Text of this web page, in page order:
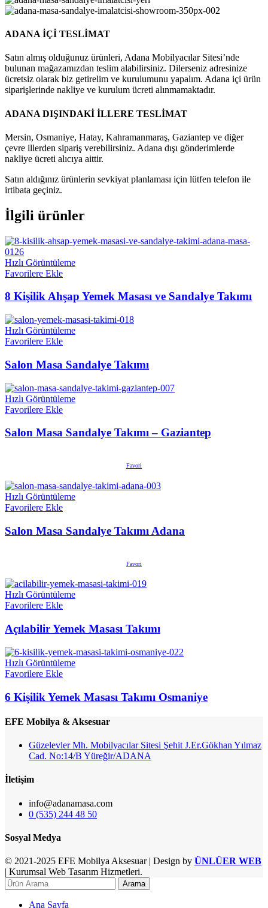
ADANA İÇİ TESLİMAT
Satın almış olduğunuz ürünleri, Adana Mobilyacılar Sitesi’nde
bulunan mağazamızdan teslim alabilirsiniz. Dilerseniz adresinize
ücretsiz olarak biz getirelim ve kurulumunu yapalım. Adana içi ürün
siparişlerinde nakliye ve kurulum ücreti alınmamaktadır.
ADANA DIŞINDAKİ İLLERE TESLİMAT
Mersin, Osmaniye, Hatay, Kahramanmaraş, Gaziantep ve diğer
çevre illerden sipariş verebilirsiniz. Adana dışı gönderimlerde
nakliye ücreti alıcıya aittir.
Satın aldığınız ürünlerin sevkiyat planlaması için lütfen telefon ile
irtibata geçiniz.
İlgili ürünler
Hızlı Görüntüleme
Favorilere Ekle
8 Kişilik Ahşap Yemek Masası ve Sandalye Takımı
Hızlı Görüntüleme
Favorilere Ekle
Salon Masa Sandalye Takımı
Hızlı Görüntüleme
Favorilere Ekle
Salon Masa Sandalye Takımı – Gaziantep
Favori
Hızlı Görüntüleme
Favorilere Ekle
Salon Masa Sandalye Takımı Adana
Favori
Hızlı Görüntüleme
Favorilere Ekle
Açılabilir Yemek Masası Takımı
Hızlı Görüntüleme
Favorilere Ekle
6 Kişilik Yemek Masası Takımı Osmaniye
EFE Mobilya & Aksesuar
Güzelevler Mh. Mobilyacılar Sitesi Şehit J.Er.Gökhan Yılmaz
Cad. No:14/B Yüreğir/ADANA
İletişim
info@adanamasa.com
0 (535) 244 48 50
Sosyal Medya
© 2021-2025 EFE Mobilya Aksesuar | Design by ÜNLÜER WEB
| Kurumsal Web Tasarım Hizmetleri.
Arama
Ana Sayfa